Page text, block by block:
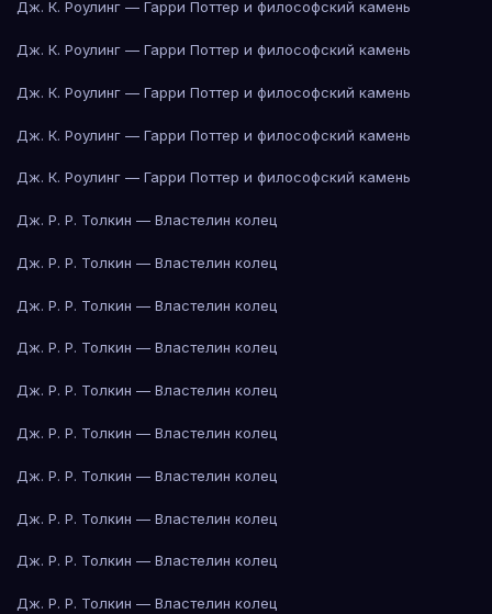
Дж. К. Роулинг — Гарри Поттер и философский камень
Дж. К. Роулинг — Гарри Поттер и философский камень
Дж. К. Роулинг — Гарри Поттер и философский камень
Дж. К. Роулинг — Гарри Поттер и философский камень
Дж. К. Роулинг — Гарри Поттер и философский камень
Дж. Р. Р. Толкин — Властелин колец
Дж. Р. Р. Толкин — Властелин колец
Дж. Р. Р. Толкин — Властелин колец
Дж. Р. Р. Толкин — Властелин колец
Дж. Р. Р. Толкин — Властелин колец
Дж. Р. Р. Толкин — Властелин колец
Дж. Р. Р. Толкин — Властелин колец
Дж. Р. Р. Толкин — Властелин колец
Дж. Р. Р. Толкин — Властелин колец
Дж. Р. Р. Толкин — Властелин колец